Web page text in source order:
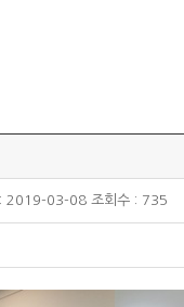
2019-03-08 조회수 : 735